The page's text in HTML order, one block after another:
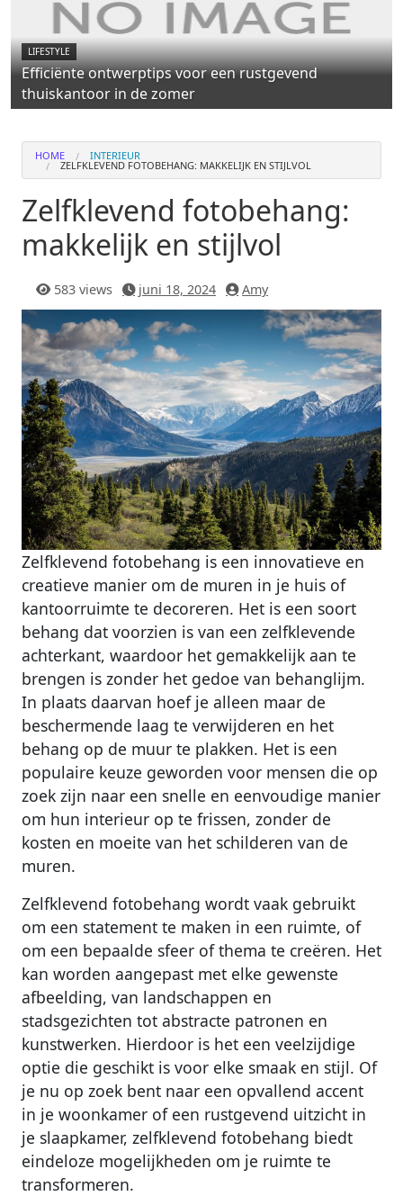
LIFESTYLE
Efficiënte ontwerptips voor een rustgevend
thuiskantoor in de zomer
HOME INTERIEUR
ZELFKLEVEND FOTOBEHANG: MAKKELIJK EN STIJLVOL
Zelfklevend fotobehang:
makkelijk en stijlvol
583 views juni 18, 2024 Amy
Zelfklevend fotobehang is een innovatieve en
creatieve manier om de muren in je huis of
kantoorruimte te decoreren. Het is een soort
behang dat voorzien is van een zelfklevende
achterkant, waardoor het gemakkelijk aan te
brengen is zonder het gedoe van behanglijm.
In plaats daarvan hoef je alleen maar de
beschermende laag te verwijderen en het
behang op de muur te plakken. Het is een
populaire keuze geworden voor mensen die op
zoek zijn naar een snelle en eenvoudige manier
om hun interieur op te frissen, zonder de
kosten en moeite van het schilderen van de
muren.
Zelfklevend fotobehang wordt vaak gebruikt
om een statement te maken in een ruimte, of
om een bepaalde sfeer of thema te creëren. Het
kan worden aangepast met elke gewenste
afbeelding, van landschappen en
stadsgezichten tot abstracte patronen en
kunstwerken. Hierdoor is het een veelzijdige
optie die geschikt is voor elke smaak en stijl. Of
je nu op zoek bent naar een opvallend accent
in je woonkamer of een rustgevend uitzicht in
je slaapkamer, zelfklevend fotobehang biedt
eindeloze mogelijkheden om je ruimte te
transformeren.